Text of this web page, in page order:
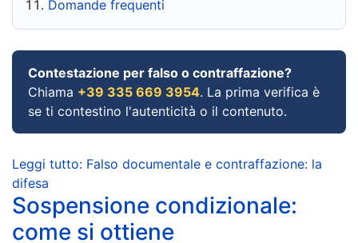
Domande frequenti
Contestazione per falso o contraffazione?
Chiama +39 335 669 3954. La prima verifica è
se ti contestino l'autenticità o il contenuto.
Leggi tutto: Falso documentale e contraffazione: la
difesa
Sospensione condizionale:
come si ottiene